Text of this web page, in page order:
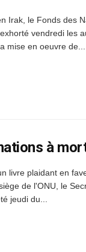
Irak, le Fonds des
vendredi les
mise en oeuvre de...
à
livre plaidant en
de l'ONU, le
jeudi du...